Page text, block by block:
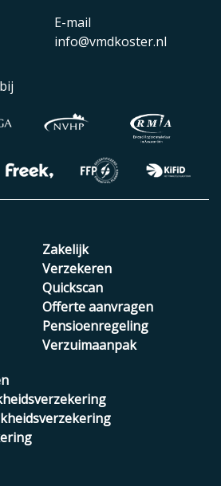
E-mail
info@vmdkoster.nl
Zakelijk
Verzekeren
Quickscan
Offerte aanvragen
Pensioenregeling
Verzuimaanpak